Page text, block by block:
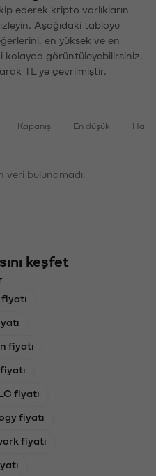
ederek kripto varlıkların
Aşağıdaki tabloyu
en yüksek ve en
kolayca görüntüleyebilirsiniz.
TL'ye çevrilmiştir.
Kapanış En düşük
veri bulunamadı.
keşfet
fiyatı
fiyatı
fiyatı
fiyatı